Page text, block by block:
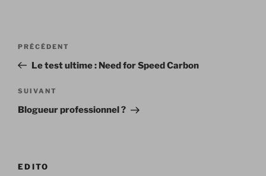
Navigation
l’article
Article
précédent
PRÉCÉDENT
Le test ultime : Need for Speed Carbon
Article
suivant
SUIVANT
Blogueur professionnel ?
EDITO